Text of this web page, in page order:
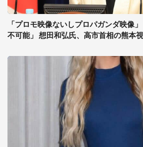
「プロモ映像ないしプロパガンダ映像
不可能」 想田和弘氏、高市首相の熊本